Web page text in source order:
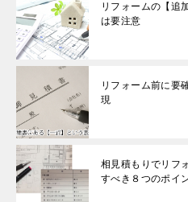
リフォームの【追
は要注意
リフォーム前に要
現
相見積もりでリフ
すべき８つのポイ